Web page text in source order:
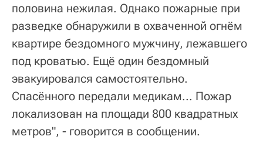
половина нежилая. Однако пожарные при
разведке обнаружили в охваченной огнём
квартире бездомного мужчину, лежавшего
под кроватью. Ещё один бездомный
эвакуировался самостоятельно.
Спасённого передали медикам... Пожар
локализован на площади 800 квадратных
метров", - говорится в сообщении.